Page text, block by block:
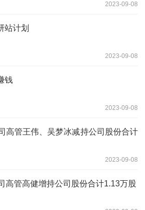
2023-09-08
站计划
2023-09-08
钱
2023-09-08
高管王伟、吴梦冰减持公司股份合计
2023-09-08
高管高健增持公司股份合计1.13万股